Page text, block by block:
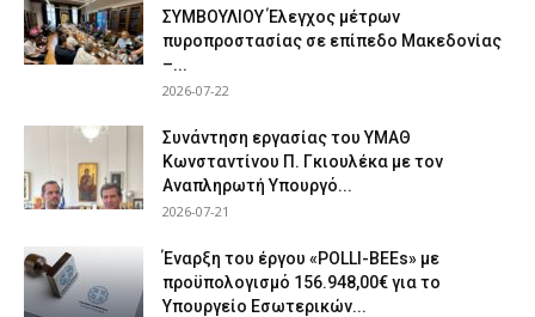
ΣΥΜΒΟΥΛΙΟΥ Έλεγχος μέτρων
πυροπροστασίας σε επίπεδο Μακεδονίας
–...
2026-07-22
Συνάντηση εργασίας του ΥΜΑΘ
Κωνσταντίνου Π. Γκιουλέκα με τον
Αναπληρωτή Υπουργό...
2026-07-21
Έναρξη του έργου «POLLI-BEEs» με
προϋπολογισμό 156.948,00€ για το
Υπουργείο Εσωτερικών...